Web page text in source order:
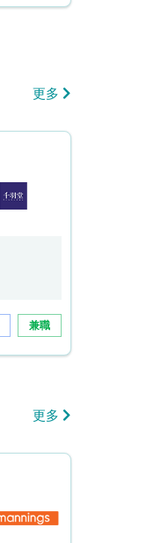
更多
兼職
更多